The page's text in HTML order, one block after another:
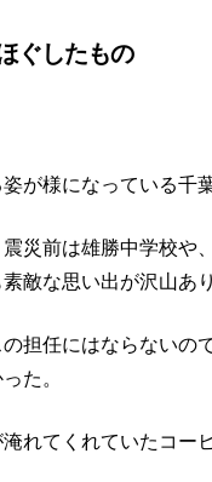
ぐしたもの
が様になっている千
震災前は雄勝中学校
敵な思い出が沢山あり
担任にはならないの
た。
れてくれていたコー